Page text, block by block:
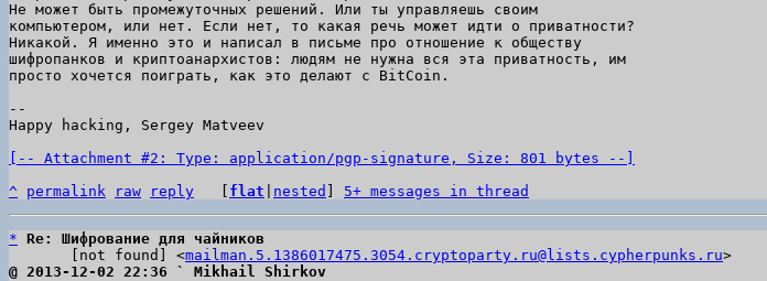
Не может быть промежуточных решений. Или ты управляешь своим
компьютером, или нет. Если нет, то какая речь может идти о приватности?
Никакой. Я именно это и написал в письме про отношение к обществу
шифропанков и криптоанархистов: людям не нужна вся эта приватность, им
просто хочется поиграть, как это делают с BitCoin.
--
Happy hacking, Sergey Matveev
[-- Attachment #2: Type: application/pgp-signature, Size: 801 bytes --]
^
permalink raw reply flat nested 5+ messages in thread
* Re: Шифрование для чайников
       [not found] <
mailman.5.1386017475.3054.cryptoparty.ru@lists.cypherpunks.ru
@ 2013-12-02 22:36 ` Mikhail Shirkov